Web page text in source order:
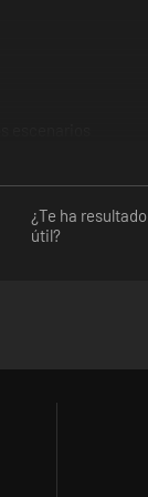
¿Te ha resultado
útil?